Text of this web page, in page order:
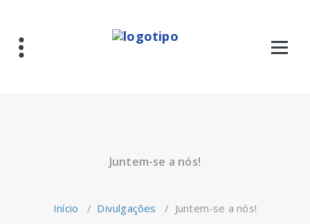
conteúdo
Juntem-se a nós!
Início / Divulgações / Juntem-se a nós!